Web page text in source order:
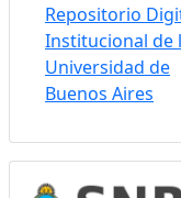
Repositorio
Institucional de
Universidad de
Buenos Aires